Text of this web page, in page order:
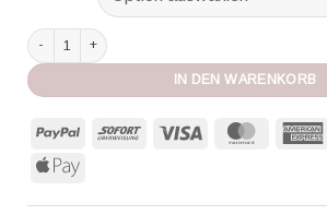
Intervall Teneplus Waschmittel Microfasern Menge
IN DEN WARENKORB
PayPal Sofort MasterCard
Apple